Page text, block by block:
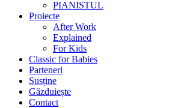
PIANISTUL
Proiecte
After Work
Explained
For Kids
Classic for Babies
Parteneri
Susține
Găzduiește
Contact